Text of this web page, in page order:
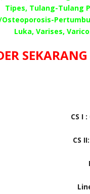
Tipes, Tulang-Tulang
Osteoporosis-
Luka, Varises,
CS I
CS